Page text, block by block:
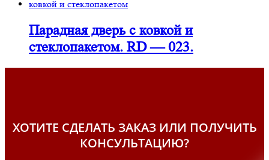
Парадная дверь с ковкой и
стеклопакетом. RD — 023.
ХОТИТЕ СДЕЛАТЬ ЗАКАЗ ИЛИ ПОЛУЧИТЬ
КОНСУЛЬТАЦИЮ?